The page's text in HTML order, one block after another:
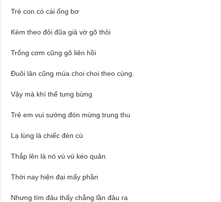
Trẻ con có cái ống bơ
Kèm theo đôi đũa giả vờ gõ thôi
Trống cơm cũng gõ liên hồi
Đuôi lân cũng múa choi choi theo cùng.
Vậy mà khí thế tưng bừng
Trẻ em vui sướng đón mừng trung thu
Lạ lùng là chiếc đèn cù
Thắp lên là nó vù vù kéo quân.
Thời nay hiện đại mấy phần
Nhưng tìm đâu thấy chẳng lần đâu ra